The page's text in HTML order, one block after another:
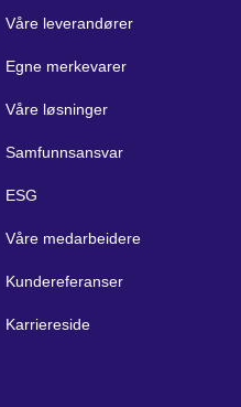
Våre leverandører
Egne merkevarer
Våre løsninger
Samfunnsansvar
ESG
Våre medarbeidere
Kundereferanser
Karriereside